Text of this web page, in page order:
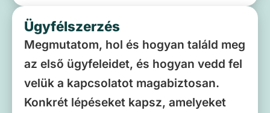
Ügyfélszerzés
Megmutatom, hol és hogyan találd meg
az első ügyfeleidet, és hogyan vedd fel
velük a kapcsolatot magabiztosan.
Konkrét lépéseket kapsz, amelyeket